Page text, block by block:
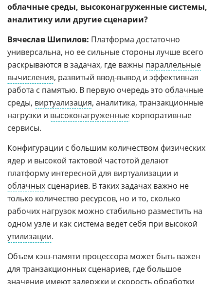
облачные среды, высоконагруженные системы,
аналитику или другие сценарии?
Вячеслав Шипилов: Платформа достаточно
универсальна, но ее сильные стороны лучше всего
раскрываются в задачах, где важны параллельные
вычисления, развитый ввод-вывод и эффективная
работа с памятью. В первую очередь это облачные
среды, виртуализация, аналитика, транзакционные
нагрузки и высоконагруженные корпоративные
сервисы.
Конфигурации с большим количеством физических
ядер и высокой тактовой частотой делают
платформу интересной для виртуализации и
облачных сценариев. В таких задачах важно не
только количество ресурсов, но и то, сколько
рабочих нагрузок можно стабильно разместить на
одном узле и как система ведет себя при высокой
утилизации.
Объем кэш-памяти процессора может быть важен
для транзакционных сценариев, где большое
значение имеют задержки и скорость обработки